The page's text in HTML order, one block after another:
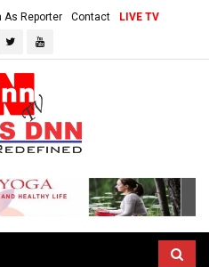
As Reporter Contact LIVE TV